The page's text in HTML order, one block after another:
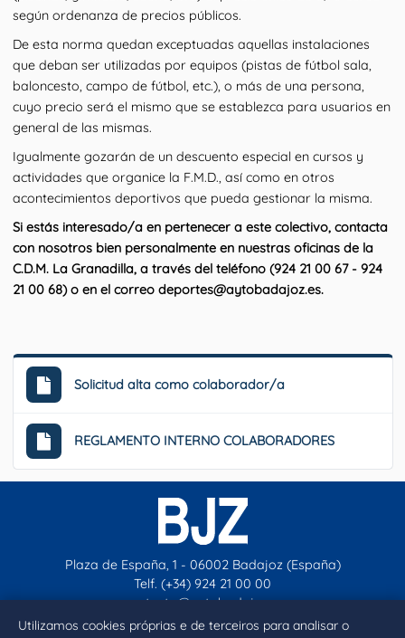
Utilizamos cookies próprias e de terceiros para analisar o
según ordenanza de precios públicos.
De esta norma quedan exceptuadas aquellas instalaciones
que deban ser utilizadas por equipos (pistas de fútbol sala,
baloncesto, campo de fútbol, etc.), o más de una persona,
cuyo precio será el mismo que se establezca para usuarios en
general de las mismas.
Igualmente gozarán de un descuento especial en cursos y
actividades que organice la F.M.D., así como en otros
acontecimientos deportivos que pueda gestionar la misma.
Si estás interesado/a en pertenecer a este colectivo, contacta
con nosotros bien personalmente en nuestras oficinas de la
C.D.M. La Granadilla, a través del teléfono (924 21 00 67 - 924
21 00 68) o en el correo deportes@aytobadajoz.es.
Solicitud alta como colaborador/a
REGLAMENTO INTERNO COLABORADORES
Plaza de España, 1 - 06002 Badajoz (España)
Telf. (+34) 924 21 00 00
contacto@aytobadajoz.es